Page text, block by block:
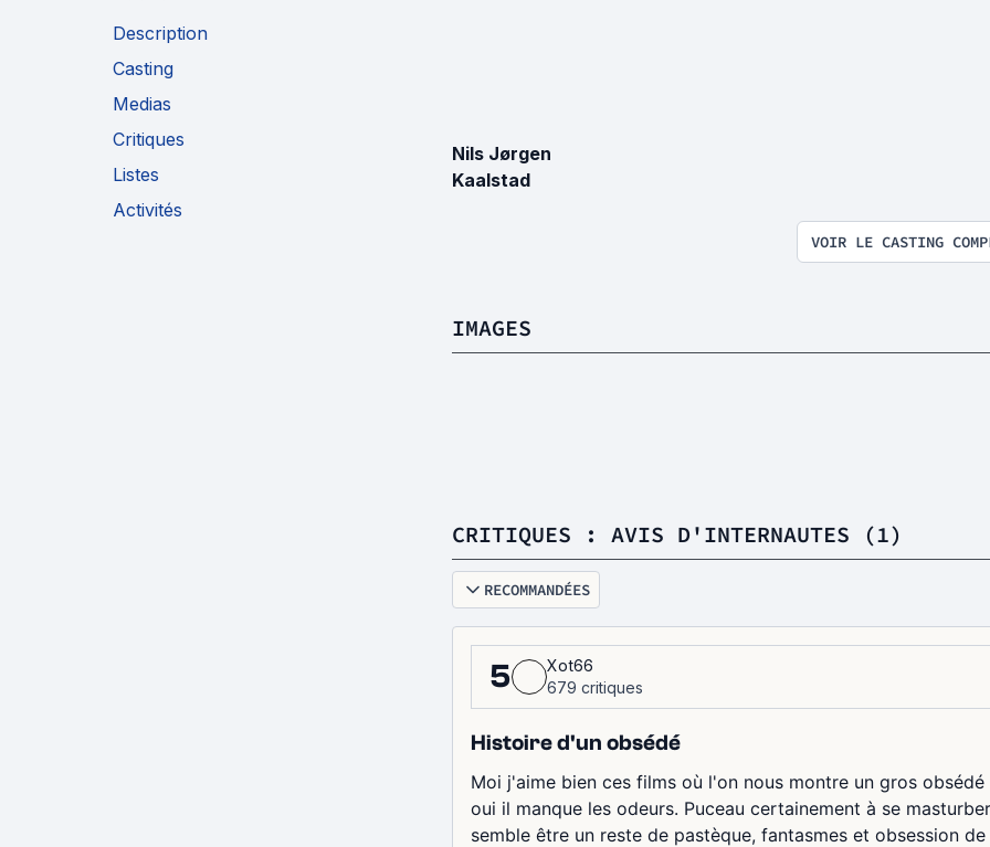
Description
Casting
Medias
Critiques
Listes
Activités
Nils Jørgen
Kaalstad
VOIR LE CASTING
IMAGES
CRITIQUES : AVIS D'INTERNAUTES (1)
RECOMMANDÉES
5
Xot66
679 critiques
Histoire d'un obsédé
Moi j'aime bien ces films où l'on nous montre un gros
oui il manque les odeurs. Puceau certainement à se
semble être un reste de pastèque, fantasmes et obsession